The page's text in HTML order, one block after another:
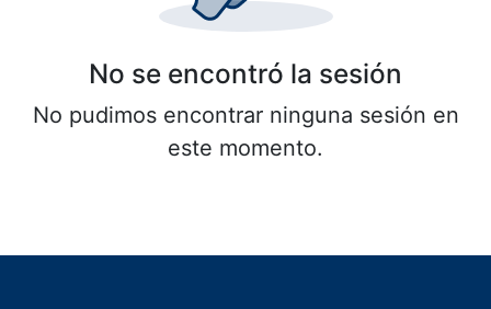
No se encontró la sesión
No pudimos encontrar ninguna sesión en
este momento.